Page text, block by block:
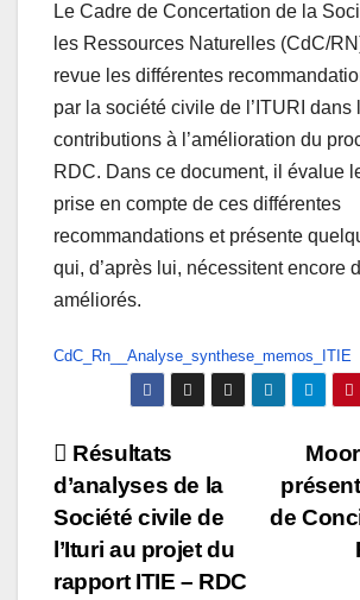
Le Cadre de Concertation de la
les Ressources Naturelles (CdC/
revue les différentes
par la société civile de l’ITURI dans
contributions à l’amélioration du
RDC. Dans ce document, il évalue
prise en compte de ces différentes
recommandations et présente
qui, d’après lui, nécessitent encore
améliorés.
CdC_Rn__Analyse_synthese_memos_ITIE
Post
navigation
de
Résultats
d’analyses de la
Société civile de
l’Ituri au projet du
rapport ITIE – RDC